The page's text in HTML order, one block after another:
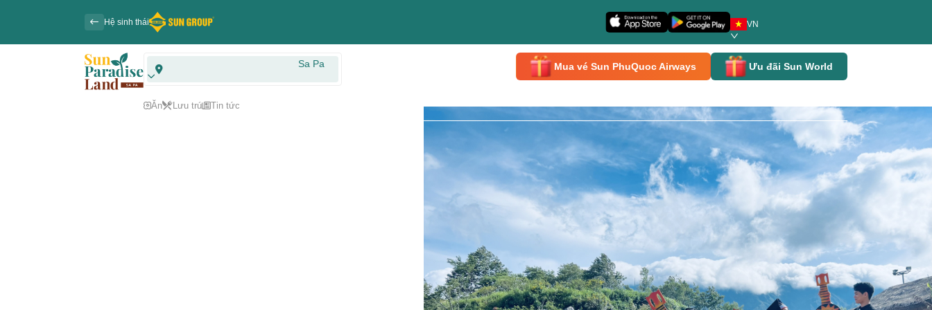
Hệ sinh thái VN
Sa Pa
Ăn Lưu trú Tin tức
Mua vé Sun PhuQuoc Airways Ưu đãi Sun World